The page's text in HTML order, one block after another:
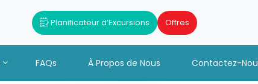
Planificateur d’Excursions Offres
FAQs À Propos de Nous Contactez-